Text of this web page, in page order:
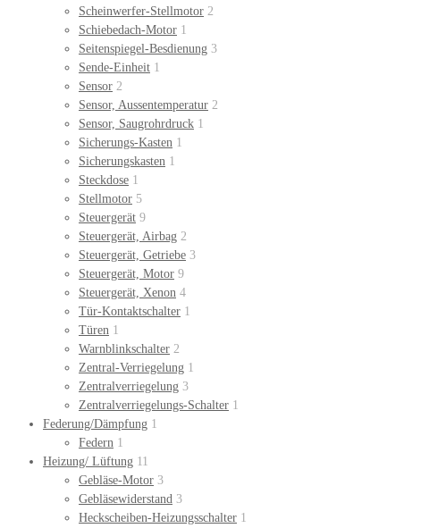
Scheinwerfer-Stellmotor 2
Schiebedach-Motor 1
Seitenspiegel-Besdienung 3
Sende-Einheit 1
Sensor 2
Sensor, Aussentemperatur 2
Sensor, Saugrohrdruck 1
Sicherungs-Kasten 1
Sicherungskasten 1
Steckdose 1
Stellmotor 5
Steuergerät 9
Steuergerät, Airbag 2
Steuergerät, Getriebe 3
Steuergerät, Motor 9
Steuergerät, Xenon 4
Tür-Kontaktschalter 1
Türen 1
Warnblinkschalter 2
Zentral-Verriegelung 1
Zentralverriegelung 3
Zentralverriegelungs-Schalter 1
Federung/Dämpfung 1
Federn 1
Heizung/ Lüftung 11
Gebläse-Motor 3
Gebläsewiderstand 3
Heckscheiben-Heizungsschalter 1